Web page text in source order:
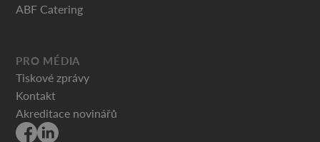
ABF Catering
PRO MÉDIA
Tiskové zprávy
Kontakt
Akreditace novinářů